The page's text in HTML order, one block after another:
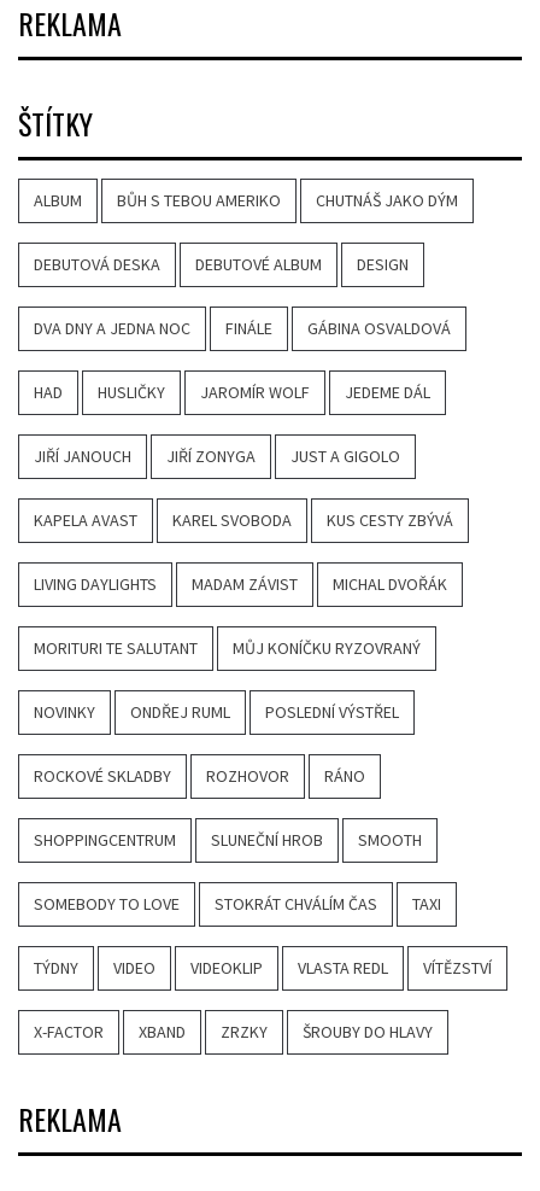
REKLAMA
ŠTÍTKY
ALBUM BŮH S TEBOU AMERIKO CHUTNÁŠ JAKO DÝM
DEBUTOVÁ DESKA DEBUTOVÉ ALBUM DESIGN
DVA DNY A JEDNA NOC FINÁLE GÁBINA OSVALDOVÁ
HAD HUSLIČKY JAROMÍR WOLF JEDEME DÁL
JIŘÍ JANOUCH JIŘÍ ZONYGA JUST A GIGOLO
KAPELA AVAST KAREL SVOBODA KUS CESTY ZBÝVÁ
LIVING DAYLIGHTS MADAM ZÁVIST MICHAL DVOŘÁK
MORITURI TE SALUTANT MŮJ KONÍČKU RYZOVRANÝ
NOVINKY ONDŘEJ RUML POSLEDNÍ VÝSTŘEL
ROCKOVÉ SKLADBY ROZHOVOR RÁNO
SHOPPINGCENTRUM SLUNEČNÍ HROB SMOOTH
SOMEBODY TO LOVE STOKRÁT CHVÁLÍM ČAS TAXI
TÝDNY VIDEO VIDEOKLIP VLASTA REDL VÍTĚZSTVÍ
X-FACTOR XBAND ZRZKY ŠROUBY DO HLAVY
REKLAMA